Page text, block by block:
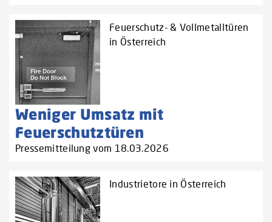
Feuerschutz- & Vollmetalltüren
in Österreich
Weniger Umsatz mit
Feuerschutztüren
Pressemitteilung vom 18.03.2026
Industrietore in Österreich